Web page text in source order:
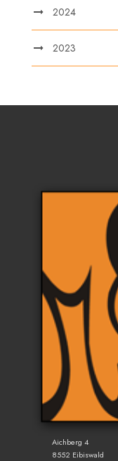
2024
2023
Aichberg 4
8552 Eibiswald